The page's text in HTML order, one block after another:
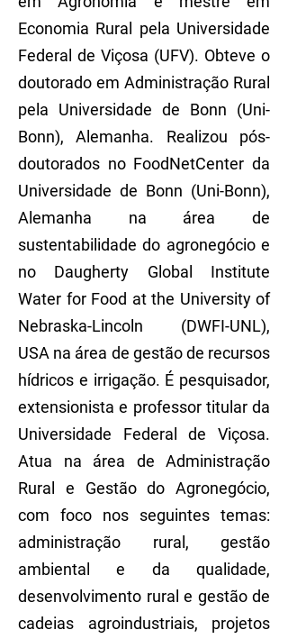
Economia Rural pela Universidade
Federal de Viçosa (UFV). Obteve o
doutorado em Administração Rural
pela Universidade de Bonn (Uni-
Bonn), Alemanha. Realizou pós-
doutorados no FoodNetCenter da
Universidade de Bonn (Uni-Bonn),
Alemanha na área de
sustentabilidade do agronegócio e
no Daugherty Global Institute
Water for Food at the University of
Nebraska-Lincoln (DWFI-UNL),
USA na área de gestão de recursos
hídricos e irrigação. É pesquisador,
extensionista e professor titular da
Universidade Federal de Viçosa.
Atua na área de Administração
Rural e Gestão do Agronegócio,
com foco nos seguintes temas:
administração rural, gestão
ambiental e da qualidade,
desenvolvimento rural e gestão de
cadeias agroindustriais, projetos